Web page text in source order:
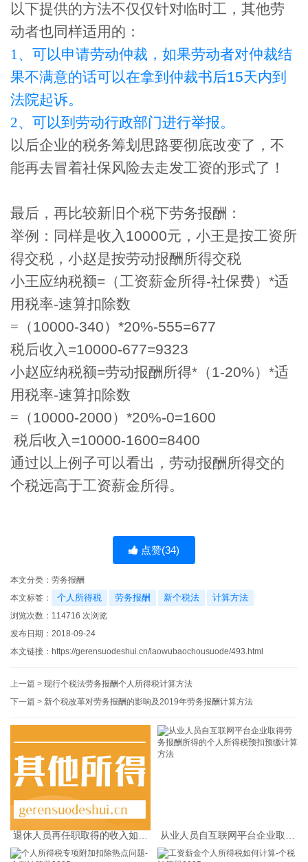
以下提供的方法不仅仅针对临时工，其他劳
动者也同样适用的：
1 、可以申请劳动仲裁，如果劳动者对仲裁结
果不满意的话可以在拿到仲裁书后15天内到
法院起诉。
2、可以到劳动行政部门进行举报。
以后企业的税务筹划思路要彻底改变了，不
能再去冒着社保风险去走发工资的形式了！
最后，再比较新旧个税下劳务报酬：
举例：同样是收入 10000元，小王是按工资所
得交税，小赵是按劳动报酬所得交税
小王应纳税额= （工资薪金所得-社保费） *适
用税率-速算扣除数
= （10000-340） *20%-555=677
税后收入 =10000-677=9323
小赵应纳税额=劳动报酬所得* （1-20%） *适
用税率-速算扣除数
= （10000-2000） *20%-0=1600
税后收入 =10000-1600=8400
通过以上例子可以看出，劳动报酬所得交的
个税远高于工资薪金所得。
点赞(34)
本文分类： 劳务报酬
本文标签：
个人所得税 劳务报酬 新个税法 计算方法
浏览次数： 114716 次浏览
发布日期：2018-09-24
本文链接： https://gerensuodeshui.cn/laowubaochousuode/493.html
上一篇 > 现行个税法劳务报酬个人所得税计算方法
下一篇 > 新个税改革对劳务报酬的影响及2019年劳务报酬计算方法
退休人员再任职取得的收入如何
从业人员自互联网平台企业取得
劳务报酬所得的个人所得税预扣
预缴计算方法